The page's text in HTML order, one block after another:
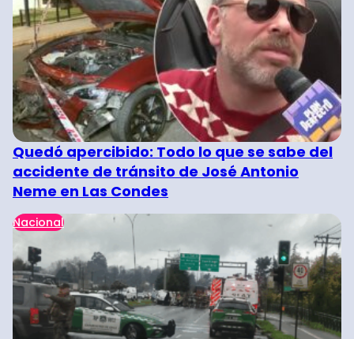
Quedó apercibido: Todo lo que se sabe del
accidente de tránsito de José Antonio
Neme en Las Condes
Nacional